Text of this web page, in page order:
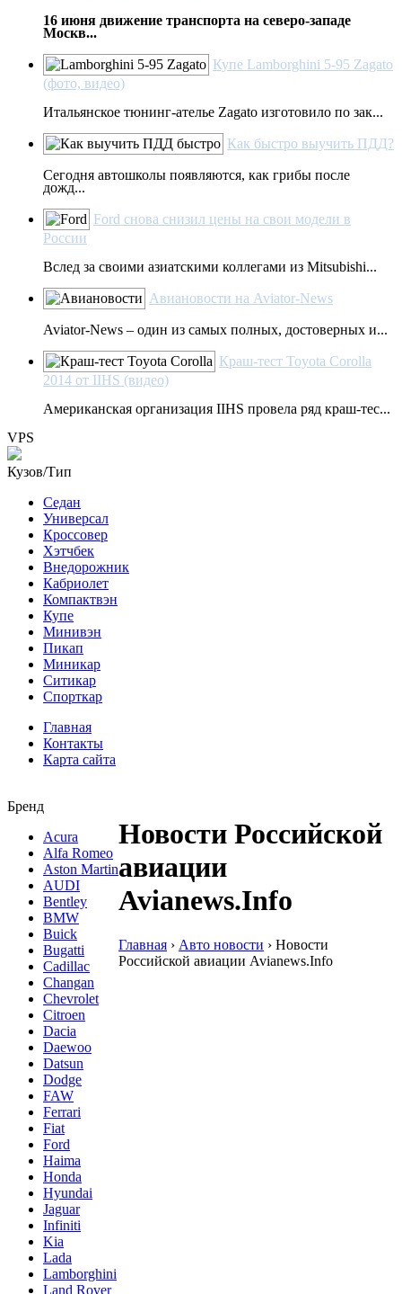
16 июня движение транспорта на северо-западе
Москв...
Купе Lamborghini 5-95 Zagato
(фото, видео)
Итальянское тюнинг-ателье Zagato изготовило по зак...
Как быстро выучить ПДД?
Сегодня автошколы появляются, как грибы после
дожд...
Ford снова снизил цены на свои модели в
России
Вслед за своими азиатскими коллегами из Mitsubishi...
Авиановости на Aviator-News
Aviator-News – один из самых полных, достоверных и...
Краш-тест Toyota Corolla
2014 от IIHS (видео)
Американская организация IIHS провела ряд краш-тес...
VPS
Кузов/Тип
Седан
Универсал
Кроссовер
Хэтчбек
Внедорожник
Кабриолет
Компактвэн
Купе
Минивэн
Пикап
Миникар
Ситикар
Спорткар
Главная
Контакты
Карта сайта
Бренд
Acura
Alfa Romeo
Aston Martin
AUDI
Bentley
BMW
Buick
Bugatti
Cadillac
Changan
Chevrolet
Citroen
Dacia
Daewoo
Datsun
Dodge
FAW
Ferrari
Fiat
Ford
Haima
Honda
Hyundai
Jaguar
Infiniti
Kia
Lada
Lamborghini
Land Rover
Новости Российской
авиации
Avianews.Info
Главная › Авто новости › Новости
Российской авиации Avianews.Info